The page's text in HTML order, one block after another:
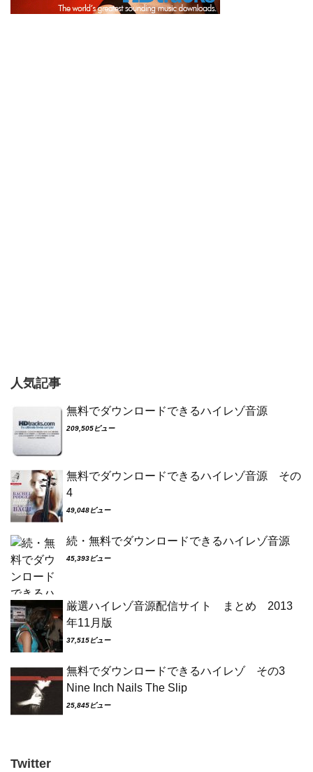
人気記事
無料でダウンロードできるハイレゾ音源
209,505ビュー
無料でダウンロードできるハイレゾ音源 その
4
49,048ビュー
続・無料でダウンロードできるハイレゾ音源
45,393ビュー
厳選ハイレゾ音源配信サイト まとめ 2013
年11月版
37,515ビュー
無料でダウンロードできるハイレゾ その3
Nine Inch Nails The Slip
25,845ビュー
Twitter